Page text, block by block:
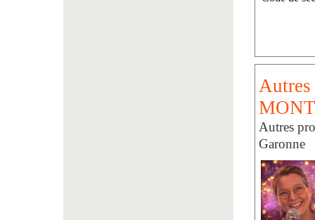
Autres
Autres
Garonne